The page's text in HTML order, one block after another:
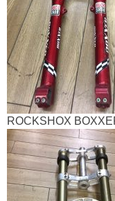
ROCKSHOX